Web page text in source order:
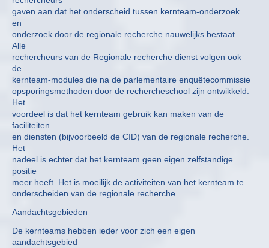
gaven aan dat het onderscheid tussen kernteam-onderzoek
en
onderzoek door de regionale recherche nauwelijks bestaat.
Alle
rechercheurs van de Regionale recherche dienst volgen ook
de
kernteam-modules die na de parlementaire enquêtecommissie
opsporingsmethoden door de rechercheschool zijn ontwikkeld.
Het
voordeel is dat het kernteam gebruik kan maken van de
faciliteiten
en diensten (bijvoorbeeld de CID) van de regionale recherche.
Het
nadeel is echter dat het kernteam geen eigen zelfstandige
positie
meer heeft. Het is moeilijk de activiteiten van het kernteam te
onderscheiden van de regionale recherche.
Aandachtsgebieden
De kernteams hebben ieder voor zich een eigen
aandachtsgebied